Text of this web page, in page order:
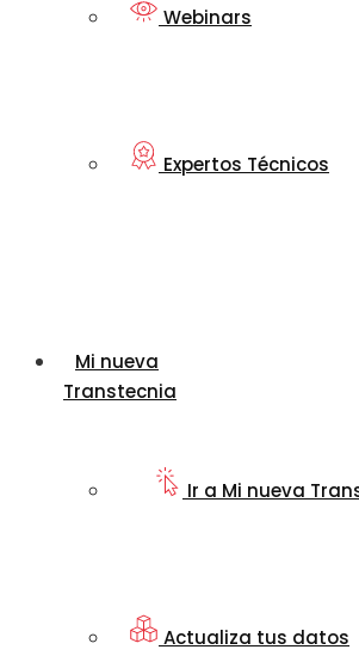
Webinars
Expertos Técnicos
Mi nueva
Transtecnia
Ir a Mi nueva
Actualiza tus datos